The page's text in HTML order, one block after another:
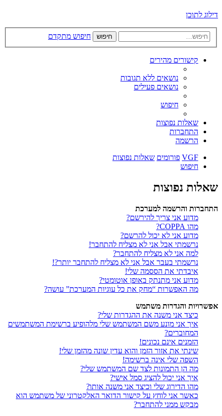
דילוג לתוכן
חיפוש חיפוש מתקדם
קישורים מהירים
נושאים ללא תגובות
נושאים פעילים
חיפוש
שאלות נפוצות
התחברות
הרשמה
VGF פורומים שאלות נפוצות
חיפוש
שאלות נפוצות
התחברות והרשמה למערכת
מדוע אני צריך להירשם?
מהו COPPA?
מדוע אני לא יכול להרשם?
נרשמתי אבל אני לא מצליח להתחבר!
למה אני לא מצליח להתחבר?
נרשמתי בעבר אבל אני לא מצליח להתחבר יותר?!
איבדתי את הססמה שלי!
מדוע אני מתנתק באופן אוטומטי?
מה האפשרות “מחק את כל עוגיות המערכת” עושה?
אפשרויות והגדרות משתמש
כיצד אני משנה את ההגדרות שלי?
איך אני מונע משם המשתמש שלי מלהופיע ברשימת המשתמשים
המחוברים?
הזמנים אינם נכונים!
שינתי את אזור הזמן והוא עדין שונה מהזמן שלי!
השפה שלי אינה ברשימה!
מה הן התמונות לצד שם המשתמש שלי?
איך אני יכול להציג סמל אישי?
מהו הדירוג שלי וכיצד אני משנה אותו?
כאשר אני לוחץ על קישור הדואר האלקטרוני של משתמש הוא
מבקש ממני להתחבר?